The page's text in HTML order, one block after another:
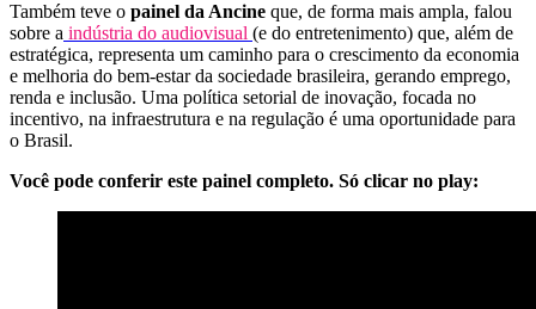
Também teve o painel da Ancine que, de forma mais ampla, falou
sobre a indústria do audiovisual (e do entretenimento) que, além de
estratégica, representa um caminho para o crescimento da economia
e melhoria do bem-estar da sociedade brasileira, gerando emprego,
renda e inclusão. Uma política setorial de inovação, focada no
incentivo, na infraestrutura e na regulação é uma oportunidade para
o Brasil.
Você pode conferir este painel completo. Só clicar no play: